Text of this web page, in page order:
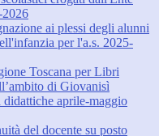
2026
ai plessi degli alunni
per l'a.s. 2025-
Toscana per Libri
di Giovanisì
didattiche aprile-maggio
del docente su posto